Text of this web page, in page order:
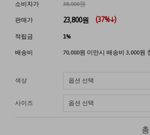
소비자가 38,000원
판매가 23,800원 (37%↓)
적립금 1%
배송비 70,000원 미만시 배송비 3,000원
색상
사이즈